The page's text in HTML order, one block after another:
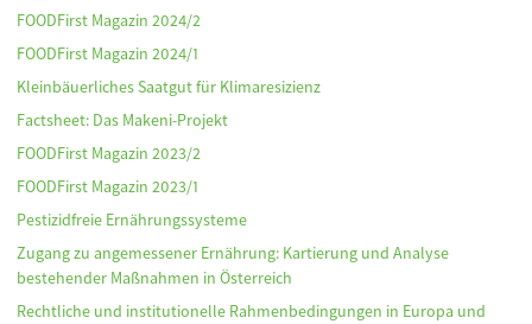
FOODFirst Magazin 2024/2
FOODFirst Magazin 2024/1
Kleinbäuerliches Saatgut für Klimaresizienz
Factsheet: Das Makeni-Projekt
FOODFirst Magazin 2023/2
FOODFirst Magazin 2023/1
Pestizidfreie Ernährungssysteme
Zugang zu angemessener Ernährung: Kartierung und Analyse
bestehender Maßnahmen in Österreich
Rechtliche und institutionelle Rahmenbedingungen in Europa und